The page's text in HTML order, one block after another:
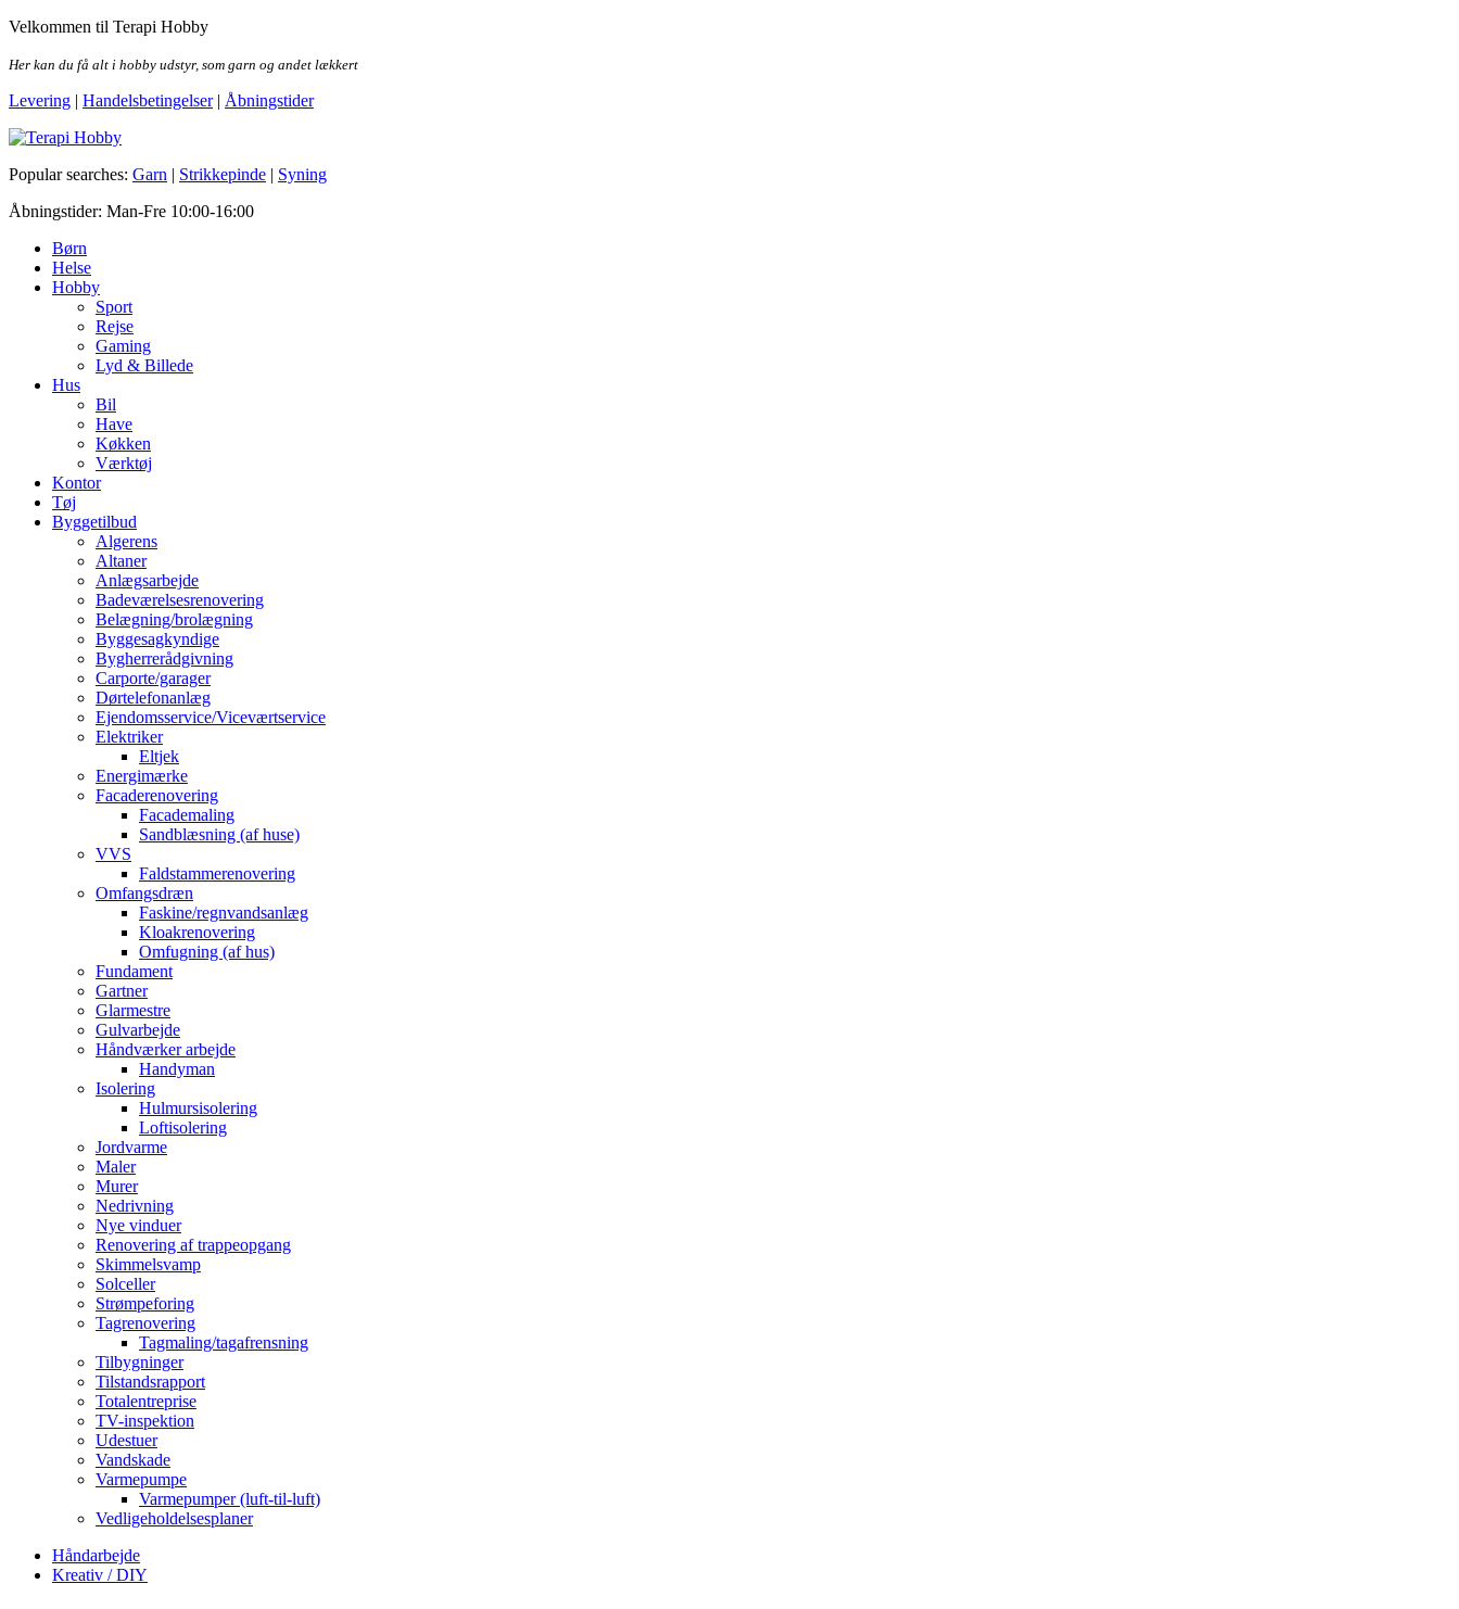
Skip
the
Velkommen til Terapi Hobby
Her kan du få alt i hobby udstyr, som garn og andet lækkert
Levering | Handelsbetingelser| Åbningstider
Terapi Hobby
Popular searches: Garn | Strikkepinde | Syning
Åbningstider: Man-Fre 10:00-16:00
Børn
Helse
Hobby
Sport
Rejse
Gaming
Lyd & Billede
Hus
Bil
Have
Køkken
Værktøj
Kontor
Tøj
Byggetilbud
Algerens
Altaner
Anlægsarbejde
Badeværelsesrenovering
Belægning/brolægning
Byggesagkyndige
Bygherrerådgivning
Carporte/garager
Dørtelefonanlæg
Ejendomsservice/Viceværtservice
Elektriker
Eltjek
Energimærke
Facaderenovering
Facademaling
Sandblæsning (af huse)
VVS
Faldstammerenovering
Omfangsdræn
Faskine/regnvandsanlæg
Kloakrenovering
Omfugning (af hus)
Fundament
Gartner
Glarmestre
Gulvarbejde
Håndværker arbejde
Handyman
Isolering
Hulmursisolering
Loftisolering
Jordvarme
Maler
Murer
Nedrivning
Nye vinduer
Renovering af trappeopgang
Skimmelsvamp
Solceller
Strømpeforing
Tagrenovering
Tagmaling/tagafrensning
Tilbygninger
Tilstandsrapport
Totalentreprise
TV-inspektion
Udestuer
Vandskade
Varmepumpe
Varmepumper (luft-til-luft)
Vedligeholdelsesplaner
Håndarbejde
Kreativ / DIY